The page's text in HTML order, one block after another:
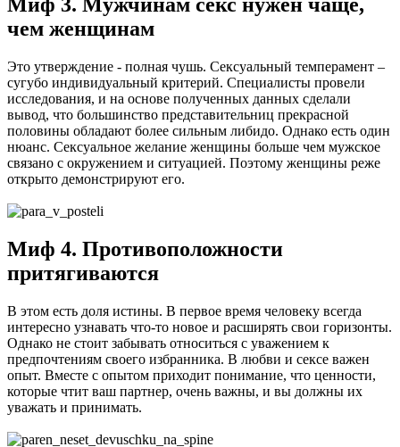
Миф 3. Мужчинам секс нужен чаще,
чем женщинам
Это утверждение - полная чушь. Сексуальный темперамент –
сугубо индивидуальный критерий. Специалисты провели
исследования, и на основе полученных данных сделали
вывод, что большинство представительниц прекрасной
половины обладают более сильным либидо. Однако есть один
нюанс. Сексуальное желание женщины больше чем мужское
связано с окружением и ситуацией. Поэтому женщины реже
открыто демонстрируют его.
Миф 4. Противоположности
притягиваются
В этом есть доля истины. В первое время человеку всегда
интересно узнавать что-то новое и расширять свои горизонты.
Однако не стоит забывать относиться с уважением к
предпочтениям своего избранника. В любви и сексе важен
опыт. Вместе с опытом приходит понимание, что ценности,
которые чтит ваш партнер, очень важны, и вы должны их
уважать и принимать.